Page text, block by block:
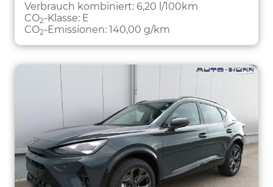
Verbrauch kombiniert: 6,20 l/100km
CO2-Klasse: E
CO2-Emissionen: 140,00 g/km